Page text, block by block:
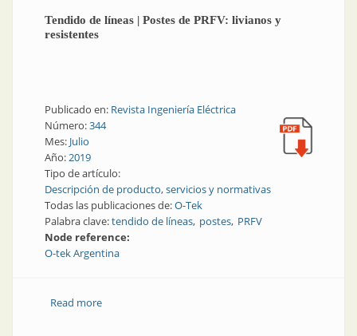
Tendido de líneas | Postes de PRFV: livianos y
resistentes
Publicado en: Revista Ingeniería Eléctrica
Número:344
Mes: Julio
Año:2019
Tipo de artículo:
Descripción de producto, servicios y normativas
Todas las publicaciones de:O-Tek
Palabra clave:tendido de líneas postes PRFV
Node reference:
O-tek Argentina
Read moreabout Tendido de líneas | Postes de PRFV: livianos y